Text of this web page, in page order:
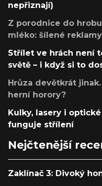
nepřiznají)
Z porodnice do
mléko: šílené
Střílet ve hrách není
světě – i když si to
Hrůza devětkrát
herní horory?
Kulky, lasery i
funguje střílení
Nejčtenější
Zaklínač 3: Divoký